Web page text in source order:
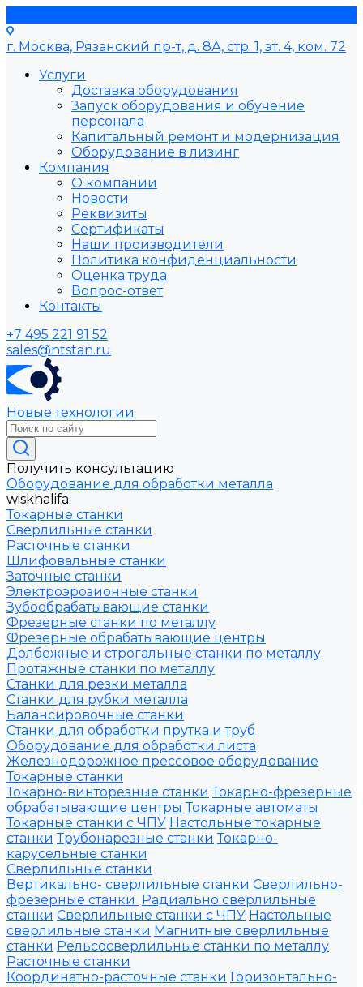
г. Москва, Рязанский пр-т, д. 8А, стр. 1, эт. 4, ком. 72
Услуги
Доставка оборудования
Запуск оборудования и обучение
персонала
Капитальный ремонт и модернизация
Оборудование в лизинг
Компания
О компании
Новости
Реквизиты
Сертификаты
Наши производители
Политика конфиденциальности
Оценка труда
Вопрос-ответ
Контакты
+7 495 221 91 52
sales@ntstan.ru
Новые технологии
Получить консультацию
Оборудование для обработки металла
wiskhalifa
Токарные станки
Сверлильные станки
Расточные станки
Шлифовальные станки
Заточные станки
Электроэрозионные станки
Зубообрабатывающие станки
Фрезерные станки по металлу
Фрезерные обрабатывающие центры
Долбежные и строгальные станки по металлу
Протяжные станки по металлу
Станки для резки металла
Станки для рубки металла
Балансировочные станки
Станки для обработки прутка и труб
Оборудование для обработки листа
Железнодорожное прессовое оборудование
Токарные станки
Токарно-винторезные станки Токарно-фрезерные
обрабатывающие центры Токарные автоматы
Токарные станки с ЧПУ Настольные токарные
станки Трубонарезные станки Токарно-
карусельные станки
Сверлильные станки
Вертикально- сверлильные станки Сверлильно-
фрезерные станки Радиально сверлильные
станки Сверлильные станки с ЧПУ Настольные
сверлильные станки Магнитные сверлильные
станки Рельсосверлильные станки по металлу
Расточные станки
Координатно-расточные станки Горизонтально-